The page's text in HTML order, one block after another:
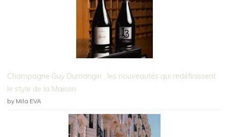
Champagne Guy Dumangin : les nouveautés qui redéfinissent
le style de la Maison
by Mila EVA